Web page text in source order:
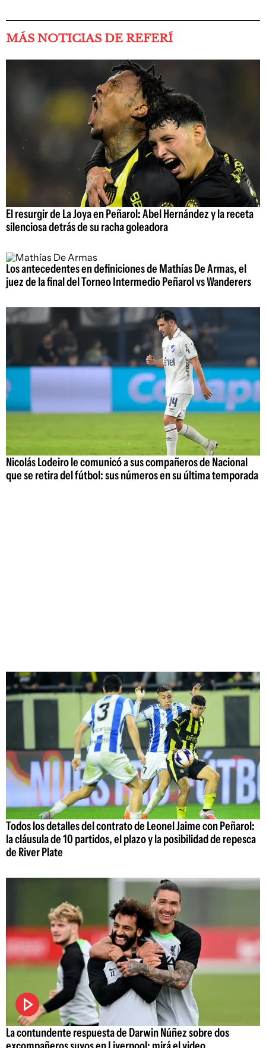
MÁS NOTICIAS DE REFERÍ
El resurgir de La Joya en Peñarol: Abel Hernández y la receta
silenciosa detrás de su racha goleadora
Los antecedentes en definiciones de Mathías De Armas, el
juez de la final del Torneo Intermedio Peñarol vs Wanderers
Nicolás Lodeiro le comunicó a sus compañeros de Nacional
que se retira del fútbol: sus números en su última temporada
Todos los detalles del contrato de Leonel Jaime con Peñarol:
la cláusula de 10 partidos, el plazo y la posibilidad de repesca
de River Plate
La contundente respuesta de Darwin Núñez sobre dos